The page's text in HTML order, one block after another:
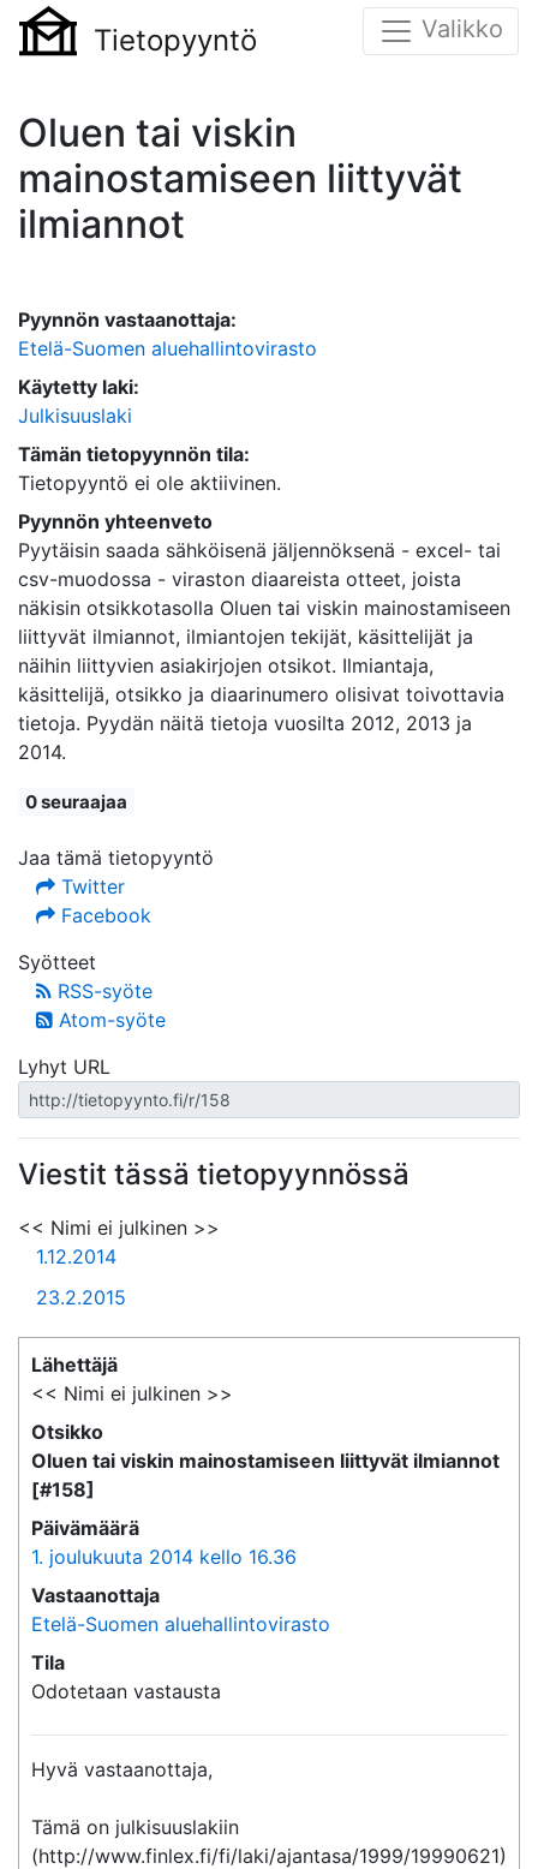
Tietopyyntö Valikko
Oluen tai viskin
mainostamiseen liittyvät
ilmiannot
Pyynnön vastaanottaja:
Etelä-Suomen aluehallintovirasto
Käytetty laki:
Julkisuuslaki
Tämän tietopyynnön tila:
Tietopyyntö ei ole aktiivinen.
Pyynnön yhteenveto
Pyytäisin saada sähköisenä jäljennöksenä - excel- tai
csv-muodossa - viraston diaareista otteet, joista
näkisin otsikkotasolla Oluen tai viskin mainostamiseen
liittyvät ilmiannot, ilmiantojen tekijät, käsittelijät ja
näihin liittyvien asiakirjojen otsikot. Ilmiantaja,
käsittelijä, otsikko ja diaarinumero olisivat toivottavia
tietoja. Pyydän näitä tietoja vuosilta 2012, 2013 ja
2014.
0 seuraajaa
Jaa tämä tietopyyntö
Twitter
Facebook
Syötteet
RSS-syöte
Atom-syöte
Lyhyt URL
Viestit tässä tietopyynnössä
<< Nimi ei julkinen >>
1.12.2014
23.2.2015
Lähettäjä
<< Nimi ei julkinen >>
Otsikko
Oluen tai viskin mainostamiseen liittyvät ilmiannot
[#158]
Päivämäärä
1. joulukuuta 2014 kello 16.36
Vastaanottaja
Etelä-Suomen aluehallintovirasto
Tila
Odotetaan vastausta
Hyvä vastaanottaja,
Tämä on julkisuuslakiin
(http://www.finlex.fi/fi/laki/ajantasa/1999/19990621)